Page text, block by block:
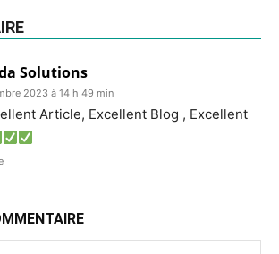
Solutions
2023 à 14 h 49 min
Article, Excellent Blog , Excellent